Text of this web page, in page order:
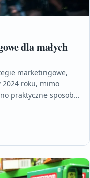
dla małych
marketingowe,
2024 roku, mimo
praktyczne sposoby,